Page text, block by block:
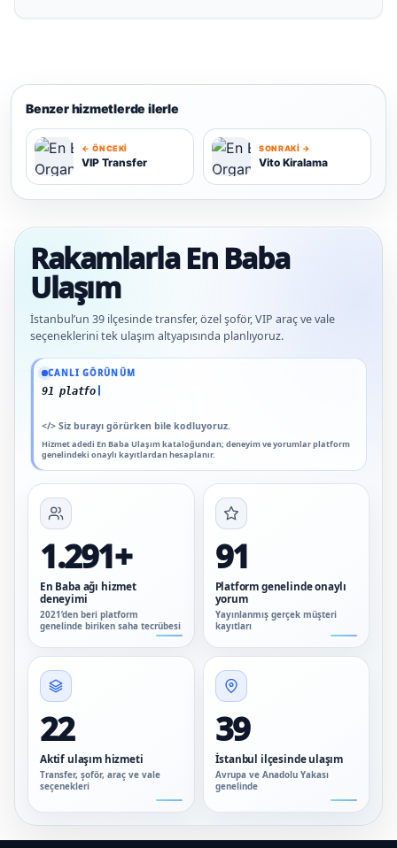
Benzer hizmetlerde ilerle
← ÖNCEKI
VIP Transfer
SONRAKI →
Vito Kiralama
Rakamlarla En Baba
Ulaşım
İstanbul’un 39 ilçesinde transfer, özel şoför, VIP araç ve vale
seçeneklerini tek ulaşım altyapısında planlıyoruz.
CANLI GÖRÜNÜM
91 platform genelinde onaylı
</> Siz burayı görürken bile kodluyoruz.
Hizmet adedi En Baba Ulaşım kataloğundan; deneyim ve yorumlar platform
genelindeki onaylı kayıtlardan hesaplanır.
Güncel veriler: 1.291+ En Baba ağı hizmet deneyimi; 91 platform genelinde
1.291+
En Baba ağı hizmet
deneyimi
2021’den beri platform
genelinde biriken saha tecrübesi
91
Platform genelinde onaylı
yorum
Yayınlanmış gerçek müşteri
kayıtları
22
Aktif ulaşım hizmeti
Transfer, şoför, araç ve vale
seçenekleri
39
İstanbul ilçesinde ulaşım
Avrupa ve Anadolu Yakası
genelinde